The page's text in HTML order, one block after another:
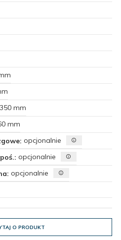
mm
mm
opcjonalnie
opcjonalnie
opcjonalnie
O PRODUKT